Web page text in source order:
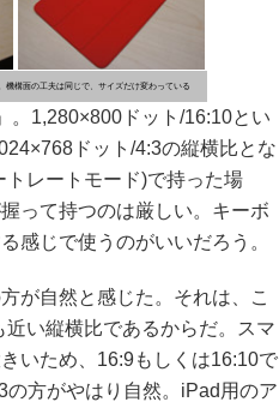
構面の工夫は同じで、サイズだけ変わっている
1,280×800ドット/16:10とい
ドット/4:3の縦横比とな
レートモード)で持った場
って持つのは厳しい。キーボ
感じで使うのがいいだろう。
が自然と感じた。それは、こ
い縦横比であるからだ。スマ
いため、16:9もしくは16:10で
の方がやはり自然。iPad用のア